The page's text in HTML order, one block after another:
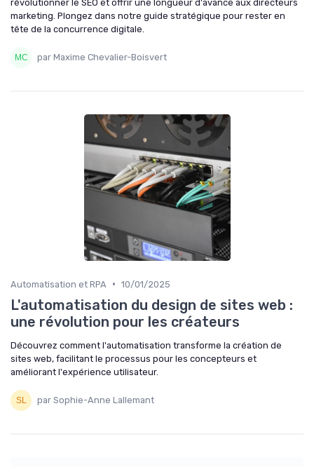
révolutionner le SEO et offrir une longueur d'avance aux directeurs
marketing. Plongez dans notre guide stratégique pour rester en
tête de la concurrence digitale.
par Maxime Chevalier-Boisvert
Automatisation et RPA • 10/01/2025
L'automatisation du design de sites web :
une révolution pour les créateurs
Découvrez comment l'automatisation transforme la création de
sites web, facilitant le processus pour les concepteurs et
améliorant l'expérience utilisateur.
par Sophie-Anne Lallemant